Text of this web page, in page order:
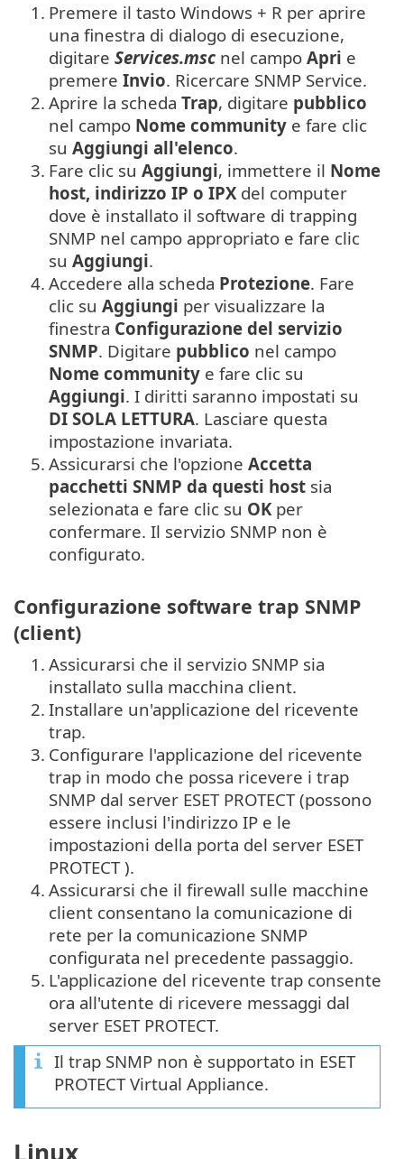
1. Premere il tasto Windows + R per aprire
una finestra di dialogo di esecuzione,
digitare Services.msc nel campo Apri e
premere Invio. Ricercare SNMP Service.
2. Aprire la scheda Trap, digitare pubblico
nel campo Nome community e fare clic
su Aggiungi all'elenco.
3. Fare clic su Aggiungi, immettere il Nome
host, indirizzo IP o IPXdel computer
dove è installato il software di trapping
SNMP nel campo appropriato e fare clic
su Aggiungi.
4. Accedere alla scheda Protezione. Fare
clic su Aggiungi per visualizzare la
finestra Configurazione del servizio
SNMP. Digitare pubblico nel campo
Nome community e fare clic su
Aggiungi. I diritti saranno impostati su
DI SOLA LETTURA. Lasciare questa
impostazione invariata.
5. Assicurarsi che l'opzione Accetta
pacchetti SNMP da questi host sia
selezionata e fare clic su OKper
confermare. Il servizio SNMP non è
configurato.
Configurazione software trap SNMP
(client)
1. Assicurarsi che il servizio SNMP sia
installato sulla macchina client.
2. Installare un'applicazione del ricevente
trap.
3. Configurare l'applicazione del ricevente
trap in modo che possa ricevere i trap
SNMP dal server ESET PROTECT (possono
essere inclusi l'indirizzo IP e le
impostazioni della porta del server ESET
PROTECT ).
4. Assicurarsi che il firewall sulle macchine
client consentano la comunicazione di
rete per la comunicazione SNMP
configurata nel precedente passaggio.
5. L'applicazione del ricevente trap consente
ora all'utente di ricevere messaggi dal
server ESET PROTECT.
Il trap SNMP non è supportato in ESET
PROTECT Virtual Appliance.
Linux